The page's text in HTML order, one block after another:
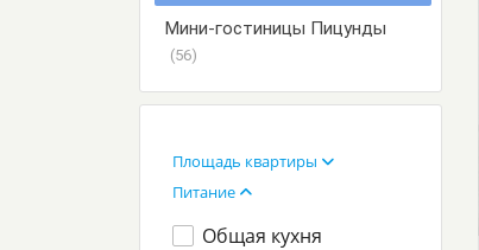
Мини-гостиницы Пицунды
(56)
Площадь квартиры
Питание
Общая кухня